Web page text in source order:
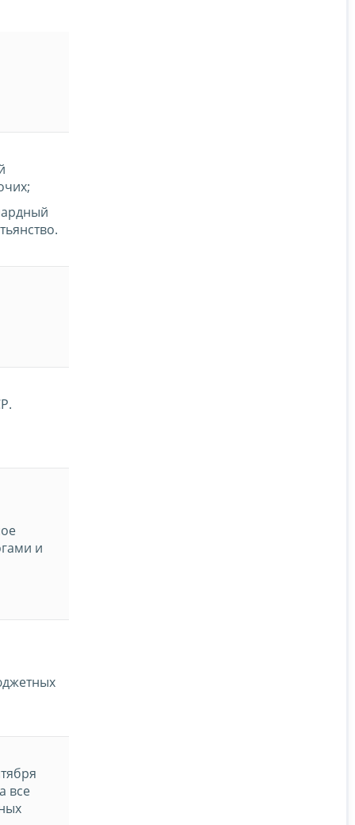
и
все